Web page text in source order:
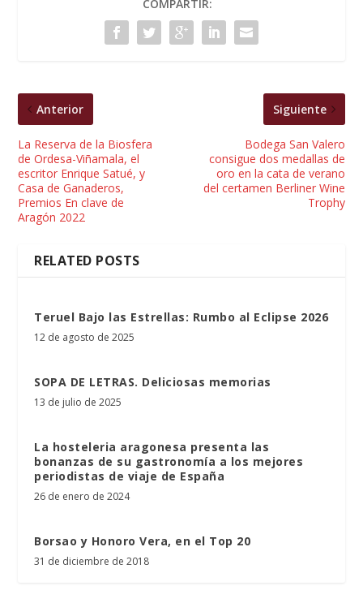
COMPARTIR:
Anterior
La Reserva de la Biosfera
de Ordesa-Viñamala, el
escritor Enrique Satué, y
Casa de Ganaderos,
Premios En clave de
Aragón 2022
Siguiente
Bodega San Valero
consigue dos medallas de
oro en la cata de verano
del certamen Berliner Wine
Trophy
RELATED POSTS
Teruel Bajo las Estrellas: Rumbo al Eclipse 2026
12 de agosto de 2025
SOPA DE LETRAS. Deliciosas memorias
13 de julio de 2025
La hosteleria aragonesa presenta las
bonanzas de su gastronomía a los mejores
periodistas de viaje de España
26 de enero de 2024
Borsao y Honoro Vera, en el Top 20
31 de diciembre de 2018